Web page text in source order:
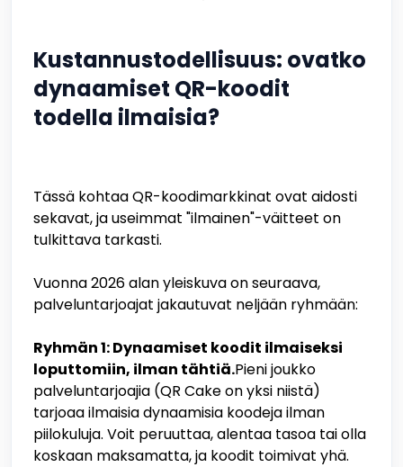
Kustannustodellisuus: ovatko
dynaamiset QR-koodit
todella ilmaisia?
Tässä kohtaa QR-koodimarkkinat ovat aidosti
sekavat, ja useimmat "ilmainen"-väitteet on
tulkittava tarkasti.
Vuonna 2026 alan yleiskuva on seuraava,
palveluntarjoajat jakautuvat neljään ryhmään:
Ryhmän 1: Dynaamiset koodit ilmaiseksi
loputtomiin, ilman tähtiä.Pieni joukko
palveluntarjoajia (QR Cake on yksi niistä)
tarjoaa ilmaisia dynaamisia koodeja ilman
piilokuluja. Voit peruuttaa, alentaa tasoa tai olla
koskaan maksamatta, ja koodit toimivat yhä.